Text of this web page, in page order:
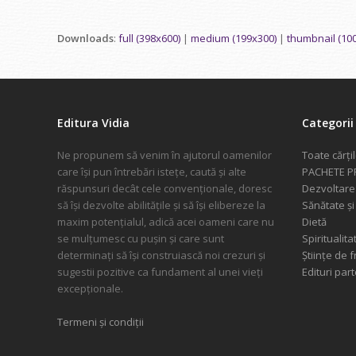
Downloads: full (398x600) | medium (199x300) | thumbnail
Editura Vidia
Ne propunem să venim în ajutorul oamenilor
care își pun întrebări istețe, caută și alte
răspunsuri decât cele convenționale, doresc
să își dezvolte abilitățile și să își elibereze la
maxim potențialul, adică acei oameni care nu
se mulțumesc cu pușin și care sunt
determinați să își construiască noi crezuri și
sugestii pozitive ca fundament al unei vieți
excepționale.
Termeni și condiții
Categorii
Toate
PACHETE
Dezvoltare
Sănătate
Dietă
Științe de
Edituri